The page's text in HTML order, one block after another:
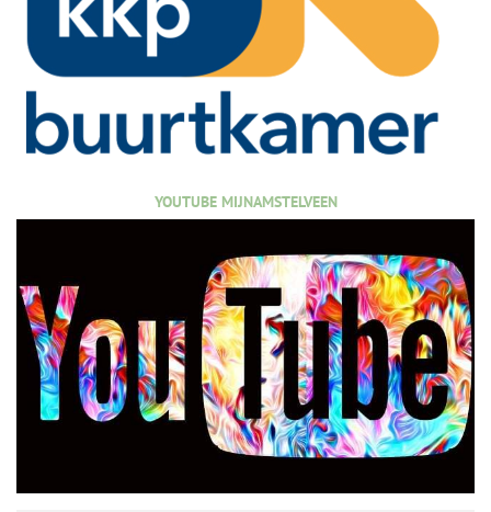
YOUTUBE MIJNAMSTELVEEN